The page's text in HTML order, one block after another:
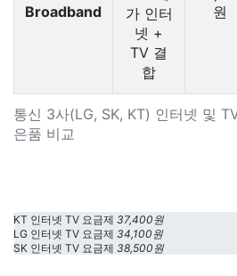
통신 3사(LG, SK, KT) 인터넷 및
은품 비교
Broadband
가 인터
넷 +
TV 결
합
원
KT 인터넷 TV 요금제 37,400원
LG 인터넷 TV 요금제 34,100원
SK 인터넷 TV 요금제 38,500원